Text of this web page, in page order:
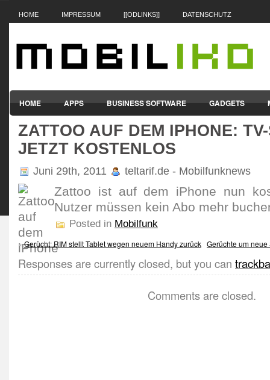
HOME IMPRESSUM [[ODLINKS]] DATENSCHUTZ
HOME APPS BUSINESS SOFTWARE GADGETS
SMARTPHONES & HANDYS TABLET-PCS VERTRÄGE &
ZATTOO AUF DEM IPHONE:
JETZT KOSTENLOS
Juni 29th, 2011 teltarif.de - Mobilfunknews
Zattoo ist auf dem iPhone nun
Nutzer müssen kein Abo mehr
Posted in Mobilfunk
«Gerücht: RIM stellt Tablet wegen neuem Handy zurück Gerüchte um
Responses are currently closed, but you can
Comments are closed.